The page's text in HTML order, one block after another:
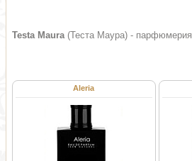
Testa Maura(Теста Маура) - парфюмерия
Aleria